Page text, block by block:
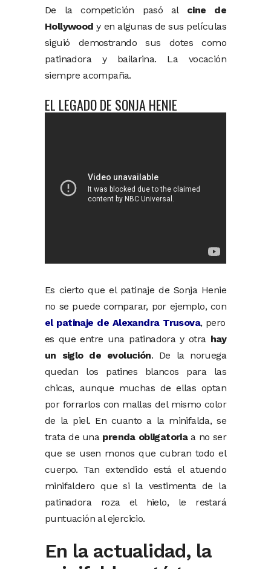
De la competición pasó al cine de
Hollywood y en algunas de sus películas
siguió demostrando sus dotes como
patinadora y bailarina. La vocación
siempre acompaña.
EL LEGADO DE SONJA HENIE
Es cierto que el patinaje de Sonja Henie
no se puede comparar, por ejemplo, con
el patinaje de Alexandra Trusova, pero
es que entre una patinadora y otra hay
un siglo de evolución. De la noruega
quedan los patines blancos para las
chicas, aunque muchas de ellas optan
por forrarlos con mallas del mismo color
de la piel. En cuanto a la minifalda, se
trata de una prenda obligatoriaa no ser
que se usen monos que cubran todo el
cuerpo. Tan extendido está el atuendo
minifaldero que si la vestimenta de la
patinadora roza el hielo, le restará
puntuación al ejercicio.
En la actualidad, la